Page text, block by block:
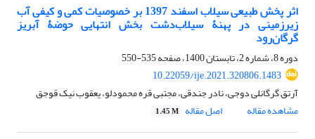
اثر پخش طبیعی سیلاب اسفند 1397 بر خصوصیات کمی و کیفی آب
زیرزمینی در پهنۀ سیلاب‌دشت بخش انتهایی حوضۀ آبریز
گرگان‌رود
دوره 8، شماره 2، تابستان 1400، صفحه
535-550
10.22059/ije.2021.320806.1483
آرتق گرگانلی دوجی، نادر جندقی، مجتبی قره محمودلو، یعقوب نیک قوجق
مشاهده مقاله
اصل مقاله 1.45 M